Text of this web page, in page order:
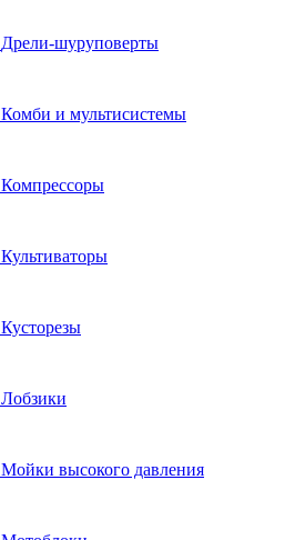
Дрели-шуруповерты
Комби и мультисистемы
Компрессоры
Культиваторы
Кусторезы
Лобзики
Мойки высокого давления